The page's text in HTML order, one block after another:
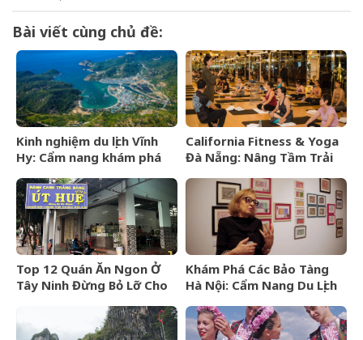
Bài viết cùng chủ đề:
Kinh nghiệm du lịch Vĩnh
Hy: Cẩm nang khám phá
Ninh Thuận
California Fitness & Yoga
Đà Nẵng: Nâng Tầm Trải
Top 12 Quán Ăn Ngon Ở
Tây Ninh Đừng Bỏ Lỡ Cho
Khám Phá Các Bảo Tàng
Hà Nội: Cẩm Nang Du Lịch